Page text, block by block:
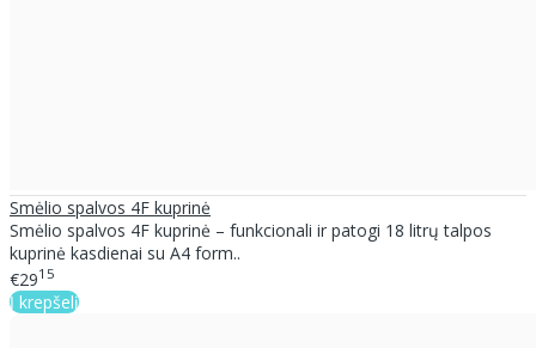
Smėlio spalvos 4F kuprinė
Smėlio spalvos 4F kuprinė – funkcionali ir patogi 18 litrų talpos
kuprinė kasdienai su A4 form..
€2915
Į krepšelį